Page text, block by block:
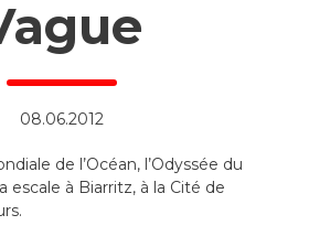
08.06.2012
de l’Océan, l’Odyssée du
escale à Biarritz, à la Cité de